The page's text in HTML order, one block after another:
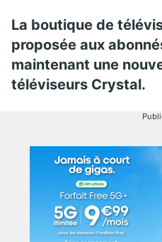
La boutique de
proposée aux
maintenant une
téléviseurs Crystal.